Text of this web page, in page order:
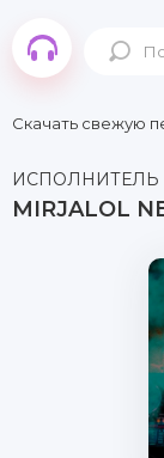
Скачать свежую
ИСПОЛНИТЕЛЬ
MIRJALOL